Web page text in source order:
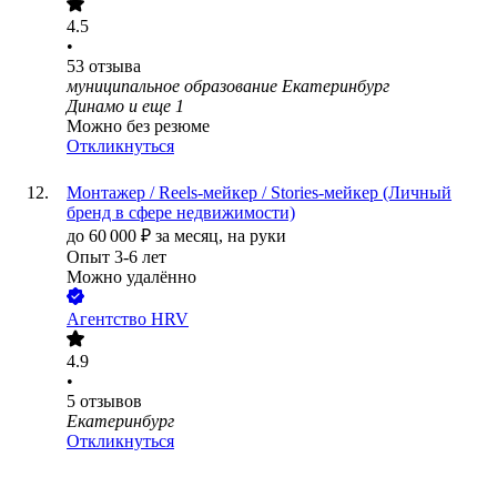
4.5
•
53 отзыва
муниципальное образование Екатеринбург
Динамо и еще 1
Можно без резюме
Откликнуться
Монтажер / Reels-мейкер / Stories-мейкер (Личный
бренд в сфере недвижимости)
до 60 000 ₽ за месяц, на руки
Опыт 3-6 лет
Можно удалённо
Агентство HRV
4.9
•
5 отзывов
Екатеринбург
Откликнуться